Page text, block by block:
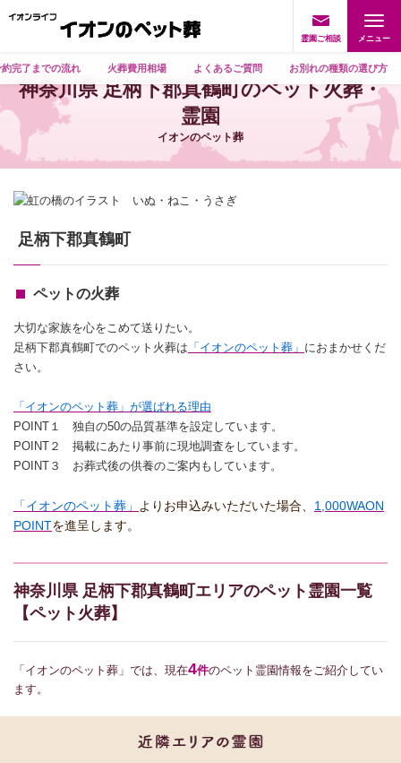
霊園ご相談
約完了までの流れ 火葬費用相場 よくあるご質問 お別れの種類の選び方
神奈川県 足柄下郡真鶴町のペット火葬・
霊園
イオンのペット葬
足柄下郡真鶴町
ペットの火葬
大切な家族を心をこめて送りたい。
足柄下郡真鶴町でのペット火葬は 「イオンのペット葬」 におまかせくだ
さい。
「イオンのペット葬」が選ばれる理由
POINT１ 独自の50の品質基準を設定しています。
POINT２ 掲載にあたり事前に現地調査をしています。
POINT３ お葬式後の供養のご案内もしています。
「イオンのペット葬」 よりお申込みいただいた場合、 1,000WAON
POINTを進呈します。
神奈川県 足柄下郡真鶴町エリアのペット霊園一覧
【ペット火葬】
「イオンのペット葬」では、現在4件のペット霊園情報をご紹介してい
ます。